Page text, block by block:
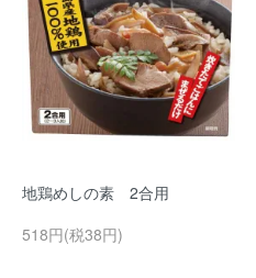
地鶏めしの素 2合用
518円(税38円)